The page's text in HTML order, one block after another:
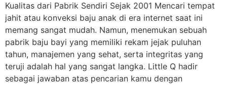
Kualitas dari Pabrik Sendiri Sejak 2001 Mencari tempat
jahit atau konveksi baju anak di era internet saat ini
memang sangat mudah. Namun, menemukan sebuah
pabrik baju bayi yang memiliki rekam jejak puluhan
tahun, manajemen yang sehat, serta integritas yang
teruji adalah hal yang sangat langka. Little Q hadir
sebagai jawaban atas pencarian kamu dengan